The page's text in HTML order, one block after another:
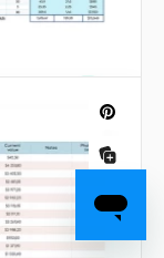
fissi
inventario di